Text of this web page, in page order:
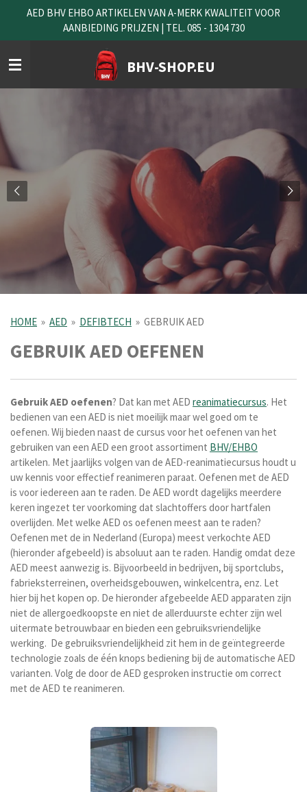
naar
de
hoofdinhoud
BHV-SHOP.EU
AED BHV EHBO ARTIKELEN VAN A-MERK KWALITEIT VOOR
AANBIEDING PRIJZEN | TEL. 085 - 1304 730
HOME » AED » DEFIBTECH » GEBRUIK AED
GEBRUIK AED OEFENEN
GebruikAED oefenen? Dat kan met AED reanimatiecursus. Het
bedienen van een AED is niet moeilijk maar wel goed om te
oefenen. Wij bieden naast de cursus voor het oefenen van het
gebruiken van een AED een groot assortiment BHV/EHBO
artikelen. Met jaarlijks volgen van de AED-reanimatiecursus houdt u
uw kennis voor effectief reanimeren paraat. Oefenen met de AED
is voor iedereen aan te raden. De AED wordt dagelijks meerdere
keren ingezet ter voorkoming dat slachtoffers door hartfalen
overlijden. Met welke AED os oefenen meest aan te raden?
Oefenen met de in Nederland (Europa) meest verkochte AED
(hieronder afgebeeld) is absoluut aan te raden. Handig omdat deze
AED meest aanwezig is. Bijvoorbeeld in bedrijven, bij sportclubs,
fabrieksterreinen, overheidsgebouwen, winkelcentra, enz. Let
hier bij het kopen op. De hieronder afgebeelde AED apparaten zijn
niet de allergoedkoopste en niet de allerduurste echter zijn wel
uitermate betrouwbaar en bieden een gebruiksvriendelijke
werking. De gebruiksvriendelijkheid zit hem in de geïntegreerde
technologie zoals de één knops bediening bij de automatische AED
varianten. Volg de door de AED gesproken instructie om correct
met de AED te reanimeren.